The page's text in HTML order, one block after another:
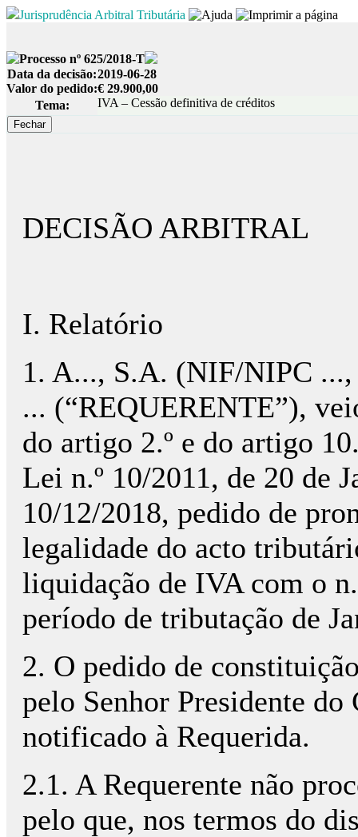
Jurisprudência Arbitral Tributária
Processo nº 625/2018-T
Data da decisão:2019-06-28
Valor do pedido:€ 29.900,00
Tema:
IVA – Cessão definitiva de créditos
DECISÃO ARBITRAL
I. Relatório
1. A..., S.A. (NIF/NIPC
... (“REQUERENTE”),
do artigo 2.º e do artigo
Lei n.º 10/2011, de 20 de
10/12/2018, pedido de
legalidade do acto
liquidação de IVA com o
período de tributação de
2. O pedido de
pelo Senhor Presidente
notificado à Requerida.
2.1. A Requerente não
pelo que, nos termos do